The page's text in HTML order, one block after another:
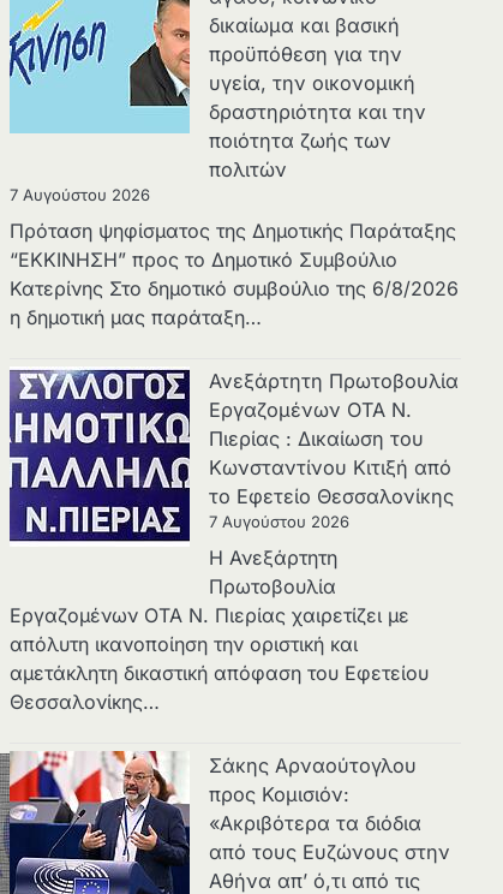
δικαίωμα και βασική
προϋπόθεση για την
υγεία, την οικονομική
δραστηριότητα και την
ποιότητα ζωής των
πολιτών
7 Αυγούστου 2026
Πρόταση ψηφίσματος της Δημοτικής Παράταξης
“ΕΚΚΙΝΗΣΗ” προς το Δημοτικό Συμβούλιο
Κατερίνης Στο δημοτικό συμβούλιο της 6/8/2026
η δημοτική μας παράταξη…
Ανεξάρτητη Πρωτοβουλία
Εργαζομένων ΟΤΑ Ν.
Πιερίας : Δικαίωση του
Κωνσταντίνου Κιτιξή από
το Εφετείο Θεσσαλονίκης
7 Αυγούστου 2026
Η Ανεξάρτητη
Πρωτοβουλία
Εργαζομένων ΟΤΑ Ν. Πιερίας χαιρετίζει με
απόλυτη ικανοποίηση την οριστική και
αμετάκλητη δικαστική απόφαση του Εφετείου
Θεσσαλονίκης…
Σάκης Αρναούτογλου
προς Κομισιόν:
«Ακριβότερα τα διόδια
από τους Ευζώνους στην
Αθήνα απ’ ό,τι από τις